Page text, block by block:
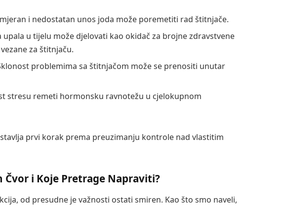
i nedostatan unos joda može poremetiti rad štitnjače.
upala u tijelu može djelovati kao okidač za brojne zdravstvene
za štitnjaču.
problemima sa štitnjačom može se prenositi unutar
stresu remeti hormonsku ravnotežu u cjelokupnom
prvi korak prema preuzimanju kontrole nad vlastitim
Čvor i Koje Pretrage Napraviti?
od presudne je važnosti ostati smiren. Kao što smo naveli,